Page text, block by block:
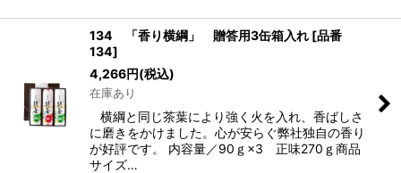
134 「香り横綱」 贈答用3缶箱入れ [品番
134]
4,266円(税込)
在庫あり
横綱と同じ茶葉により強く火を入れ、香ばしさ
に磨きをかけました。心が安らぐ弊社独自の香り
が好評です。 内容量／90ｇ×3 正味270ｇ商品
サイズ…